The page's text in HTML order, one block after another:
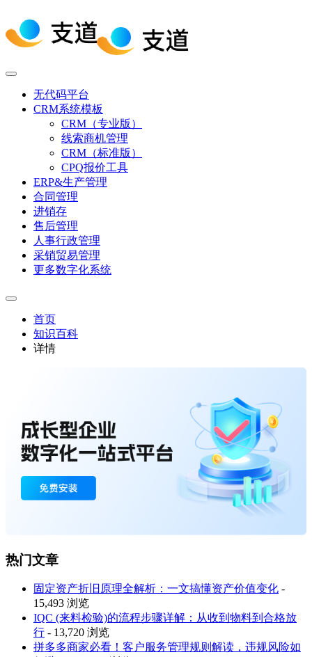
无代码平台
CRM系统模板
CRM（专业版）
线索商机管理
CRM（标准版）
CPQ报价工具
ERP&生产管理
合同管理
进销存
售后管理
人事行政管理
采销贸易管理
更多数字化系统
首页
知识百科
详情
热门文章
固定资产折旧原理全解析：一文搞懂资产价值变化 -
15,493 浏览
IQC (来料检验)的流程步骤详解：从收到物料到合格放
行 - 13,720 浏览
拼多多商家必看！客户服务管理规则解读，违规风险如